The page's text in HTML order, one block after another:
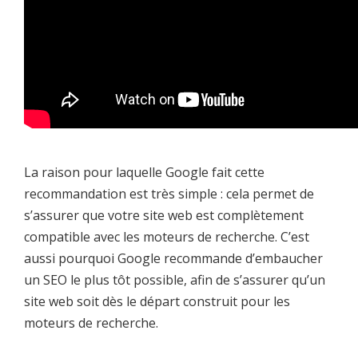
La raison pour laquelle Google fait cette
recommandation est très simple : cela permet de
s’assurer que votre site web est complètement
compatible avec les moteurs de recherche. C’est
aussi pourquoi Google recommande d’embaucher
un SEO le plus tôt possible, afin de s’assurer qu’un
site web soit dès le départ construit pour les
moteurs de recherche.